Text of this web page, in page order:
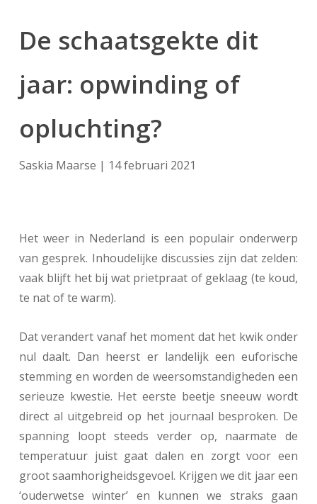
De schaatsgekte dit
jaar: opwinding of
opluchting?
Saskia Maarse | 14 februari 2021
Het weer in Nederland is een populair onderwerp
van gesprek. Inhoudelijke discussies zijn dat zelden:
vaak blijft het bij wat prietpraat of geklaag (te koud,
te nat of te warm).
Dat verandert vanaf het moment dat het kwik onder
nul daalt. Dan heerst er landelijk een euforische
stemming en worden de weersomstandigheden een
serieuze kwestie. Het eerste beetje sneeuw wordt
direct al uitgebreid op het journaal besproken. De
spanning loopt steeds verder op, naarmate de
temperatuur juist gaat dalen en zorgt voor een
groot saamhorigheidsgevoel. Krijgen we dit jaar een
‘ouderwetse winter’ en kunnen we straks gaan